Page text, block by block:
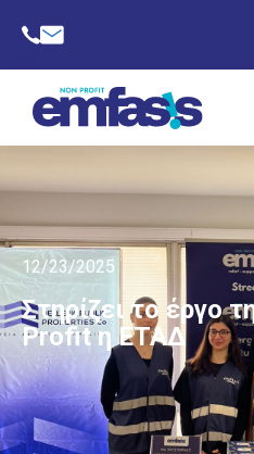
12/23/2025
Στηρίζει το έργο
Profit η ΕΤΑΔ